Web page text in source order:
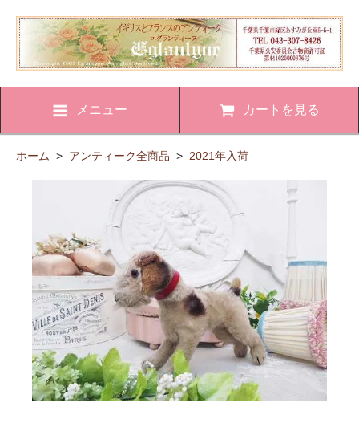
メニュー カートを見る
ホーム > アンティーク全商品 > 2021年入荷